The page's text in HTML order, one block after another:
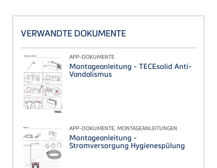
VERWANDTE DOKUMENTE
APP-DOKUMENTE
Montageanleitung - TECEsolid Anti-
Vandalismus
APP-DOKUMENTE, MONTAGEANLEITUNGEN
Montageanleitung -
Stromversorgung Hygienespülung